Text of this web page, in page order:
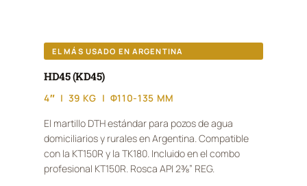
EL MÁS USADO EN ARGENTINA
HD45 (KD45)
4″ | 39 KG | Φ110-135 MM
El martillo DTH estándar para pozos de agua
domiciliarios y rurales en Argentina. Compatible
con la KT150R y la TK180. Incluido en el combo
profesional KT150R. Rosca API 2⅜” REG.